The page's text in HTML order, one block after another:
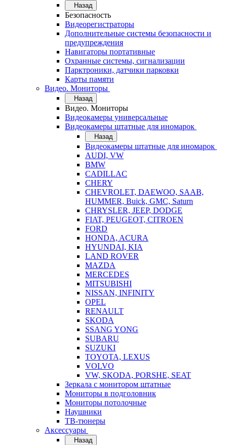
Назад
Безопасность
Видеорегистраторы
Дополнительные системы безопасности и
предупреждения
Навигаторы портативные
Охранные системы, сигнализации
Парктроники, датчики парковки
Карты памяти
Видео. Мониторы
Назад
Видео. Мониторы
Видеокамеры универсальные
Видеокамеры штатные для иномарок
Назад
Видеокамеры штатные для иномарок
AUDI, VW
BMW
CADILLAC
CHERY
CHEVROLET, DAEWOO, SAAB,
HUMMER, Buick, GMC, Saturn
CHRYSLER, JEEP, DODGE
FIAT, PEUGEOT, CITROEN
FORD
HONDA, ACURA
HYUNDAI, KIA
LAND ROVER
MAZDA
MERCEDES
MITSUBISHI
NISSAN, INFINITY
OPEL
RENAULT
SKODA
SSANG YONG
SUBARU
SUZUKI
TOYOTA, LEXUS
VOLVO
VW, SKODA, PORSHE, SEAT
Зеркала с монитором штатные
Мониторы в подголовник
Мониторы потолочные
Наушники
ТВ-тюнеры
Аксессуары
Назад